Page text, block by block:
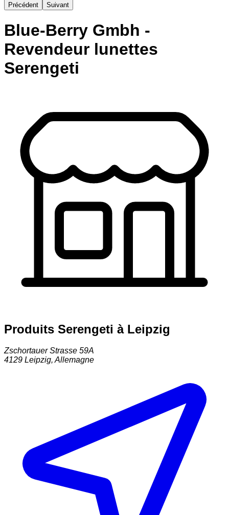
Précédent Suivant
Blue-Berry Gmbh -
Revendeur lunettes
Serengeti
Produits Serengeti à Leipzig
Zschortauer Strasse 59A
4129 Leipzig,Allemagne